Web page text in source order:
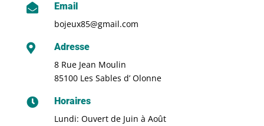

Email
bojeux85@gmail.com

Adresse
8 Rue Jean Moulin
85100 Les Sables d’ Olonne

Horaires
Lundi: Ouvert de Juin à Août